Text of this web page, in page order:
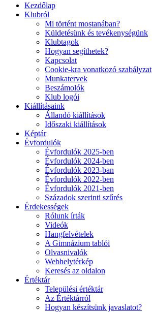
Kezdőlap
Klubról
Mi történt mostanában?
Küldetésünk és tevékenységünk
Klubtagok
Hogyan segíthetek?
Kapcsolat
Cookie-kra vonatkozó szabályzat
Munkatervek
Beszámolók
Klub logói
Kiállításaink
Állandó kiállítások
Időszaki kiállítások
Képtár
Évfordulók
Évfordulók 2025-ben
Évfordulók 2024-ben
Évfordulók 2023-ban
Évfordulók 2022-ben
Évfordulók 2021-ben
Századok szerinti szűrés
Érdekességek
Rólunk írták
Videók
Hangfelvételek
A Gimnázium tablói
Olvasnivalók
Webhelytérkép
Keresés az oldalon
Értéktár
Települési értéktár
Az Értéktárról
Hogyan készítsünk javaslatot?